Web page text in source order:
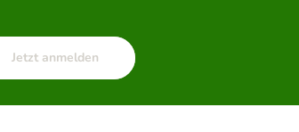
Jetzt anmelden